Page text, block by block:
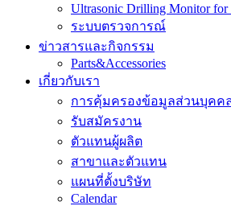
Ultrasonic Drilling Monitor for
ระบบตรวจการณ์
ข่าวสารและกิจกรรม
Parts&Accessories
เกี่ยวกับเรา
การคุ้มครองข้อมูลส่วนบุคค
รับสมัครงาน
ตัวแทนผู้ผลิต
สาขาและตัวแทน
แผนที่ตั้งบริษัท
Calendar